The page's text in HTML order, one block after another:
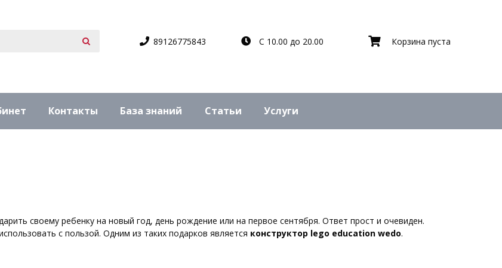
89126775843 С 10.00 до 20.00 Корзина пуста
Контакты База знаний Статьи Услуги
своему ребенку на новый год, день рождение или на первое сентября. Ответ прост и очевиден.
с пользой. Одним из таких подарков является конструктор lego education wedo.